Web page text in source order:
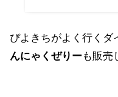
ぴよきちがよく行くダ
んにゃくぜりーも販売